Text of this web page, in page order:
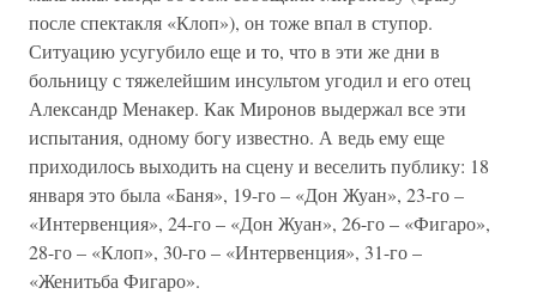
после спектакля «Клоп»), он тоже впал в ступор.
Ситуацию усугубило еще и то, что в эти же дни в
больницу с тяжелейшим инсультом угодил и его отец
Александр Менакер. Как Миронов выдержал все эти
испытания, одному богу известно. А ведь ему еще
приходилось выходить на сцену и веселить публику: 18
января это была «Баня», 19-го – «Дон Жуан», 23-го –
«Интервенция», 24-го – «Дон Жуан», 26-го – «Фигаро»,
28-го – «Клоп», 30-го – «Интервенция», 31-го –
«Женитьба Фигаро».